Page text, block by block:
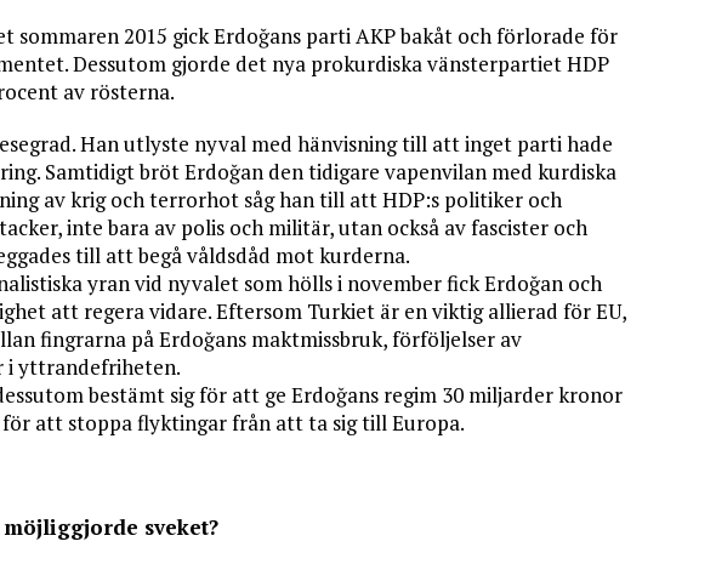
sommaren 2015 gick Erdoğans parti AKP bakåt och förlorade för
Dessutom gjorde det nya prokurdiska vänsterpartiet HDP
av rösterna.
Han utlyste nyval med hänvisning till att inget parti hade
Samtidigt bröt Erdoğan den tidigare vapenvilan med kurdiska
av krig och terrorhot såg han till att HDP:s politiker och
inte bara av polis och militär, utan också av fascister och
till att begå våldsdåd mot kurderna.
yran vid nyvalet som hölls i november fick Erdoğan och
att regera vidare. Eftersom Turkiet är en viktig allierad för EU,
fingrarna på Erdoğans maktmissbruk, förföljelser av
i yttrandefriheten.
bestämt sig för att ge Erdoğans regim 30 miljarder kronor
att stoppa flyktingar från att ta sig till Europa.
sveket?